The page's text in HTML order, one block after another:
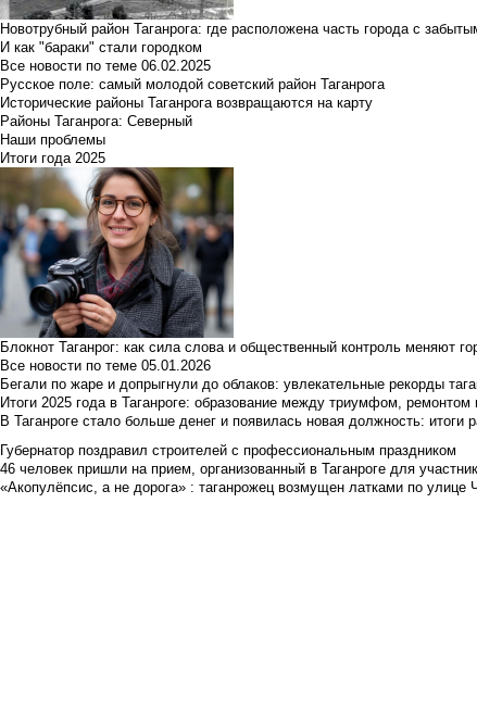
Новотрубный район Таганрога: где расположена часть города с
И как "бараки" стали городком
Все новости по теме 06.02.2025
Русское поле: самый молодой советский район Таганрога
Исторические районы Таганрога возвращаются на карту
Районы Таганрога: Северный
Наши проблемы
Итоги года 2025
Блокнот Таганрог: как сила слова и общественный контроль меняют
Все новости по теме 05.01.2026
Бегали по жаре и допрыгнули до облаков: увлекательные рекорды
Итоги 2025 года в Таганроге: образование между триумфом,
В Таганроге стало больше денег и появилась новая должность: итоги
Губернатор поздравил строителей с профессиональным праздником
46 человек пришли на прием, организованный в Таганроге для
«Акопулёпсис, а не дорога» : таганрожец возмущен латками по улице